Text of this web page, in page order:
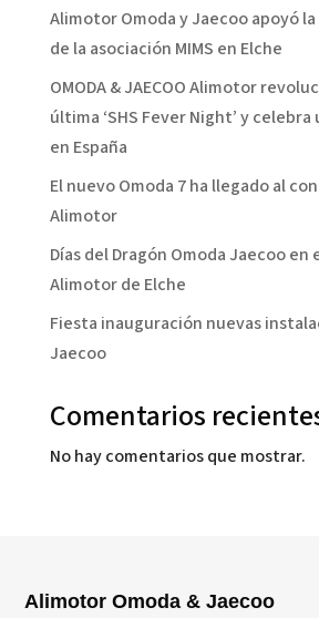
Alimotor Omoda y Jaecoo apoyó
de la asociación MIMS en Elche
OMODA & JAECOO Alimotor
última ‘SHS Fever Night’ y
en España
El nuevo Omoda 7 ha llegado al
Alimotor
Días del Dragón Omoda Jaecoo
Alimotor de Elche
Fiesta inauguración nuevas
Jaecoo
Comentarios
No hay comentarios que mostrar.
Alimotor Omoda & Jaecoo